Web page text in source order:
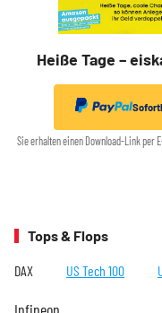
Heiße Tage –
Sie erhalten einen Download-Link per
Tops & Flops
DAX US Tech 100
Infineon